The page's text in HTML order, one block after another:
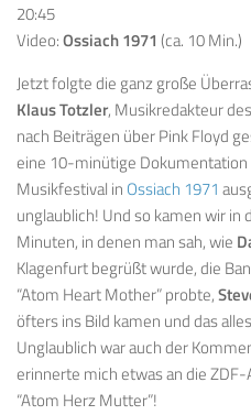
20:45
Video:Ossiach 1971 (ca. 10 Min.)
Jetzt folgte die ganz große
Klaus Totzler, Musikredakteur
nach Beiträgen über Pink Floyd
eine 10-minütige Dokumentation
Musikfestival in Ossiach 1971
unglaublich! Und so kamen wir in
Minuten, in denen man sah, wie
Klagenfurt begrüßt wurde, die
“Atom Heart Mother” probte,
öfters ins Bild kamen und das
Unglaublich war auch der
erinnerte mich etwas an die
“Atom Herz Mutter”!